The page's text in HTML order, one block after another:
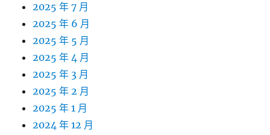
2025 年 7 月
2025 年 6 月
2025 年 5 月
2025 年 4 月
2025 年 3 月
2025 年 2 月
2025 年 1 月
2024 年 12 月